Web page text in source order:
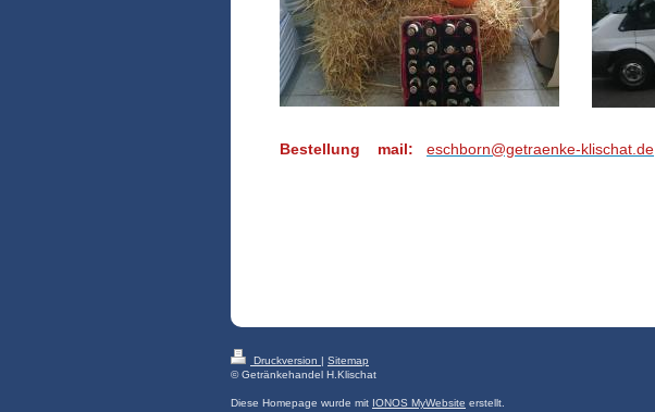
Bestellung mail: eschborn@getraenke-klischat.de
Druckversion | Sitemap
© Getränkehandel H.Klischat
Diese Homepage wurde mit IONOS MyWebsite erstellt.